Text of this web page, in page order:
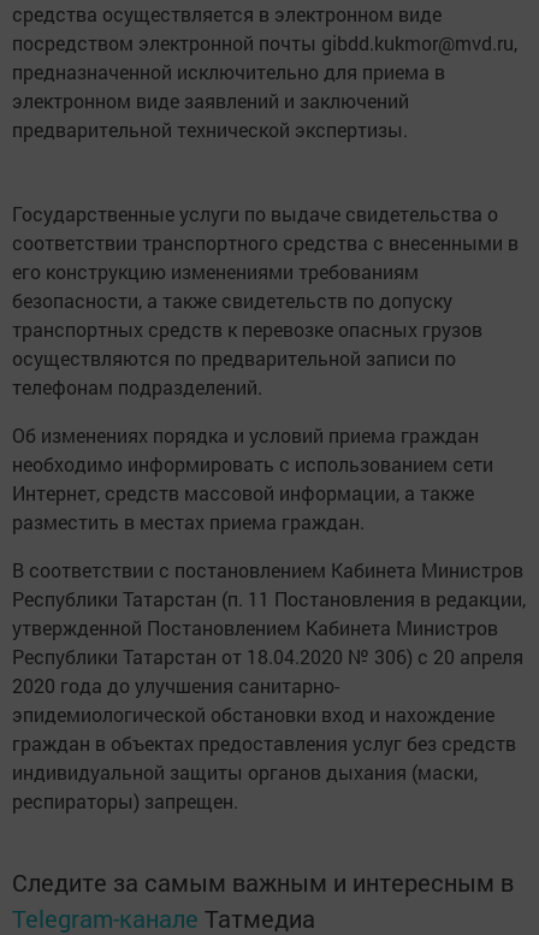
средства осуществляется в электронном виде
посредством электронной почты gibdd.kukmor@mvd.ru,
предназначенной исключительно для приема в
электронном виде заявлений и заключений
предварительной технической экспертизы.
Государственные услуги по выдаче свидетельства о
соответствии транспортного средства с внесенными в
его конструкцию изменениями требованиям
безопасности, а также свидетельств по допуску
транспортных средств к перевозке опасных грузов
осуществляются по предварительной записи по
телефонам подразделений.
Об изменениях порядка и условий приема граждан
необходимо информировать с использованием сети
Интернет, средств массовой информации, а также
разместить в местах приема граждан.
В соответствии с постановлением Кабинета Министров
Республики Татарстан (п. 11 Постановления в редакции,
утвержденной Постановлением Кабинета Министров
Республики Татарстан от 18.04.2020 № 306) с 20 апреля
2020 года до улучшения санитарно-
эпидемиологической обстановки вход и нахождение
граждан в объектах предоставления услуг без средств
индивидуальной защиты органов дыхания (маски,
респираторы) запрещен.
Следите за самым важным и интересным в
Telegram-канале Татмедиа